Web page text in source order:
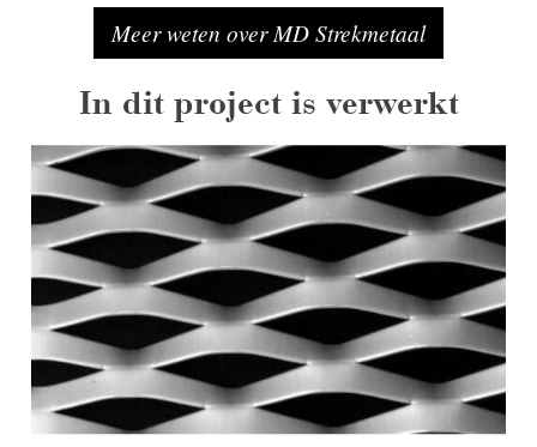
Meer weten over MD Strekmetaal
In dit project is verwerkt